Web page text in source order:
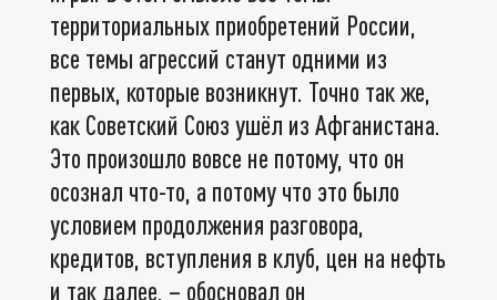
территориальных приобретений России,
все темы агрессий станут одними из
первых, которые возникнут. Точно так же,
как Советский Союз ушёл из Афганистана.
Это произошло вовсе не потому, что он
осознал что-то, а потому что это было
условием продолжения разговора,
кредитов, вступления в клуб, цен на нефть
и так далее, – обосновал он